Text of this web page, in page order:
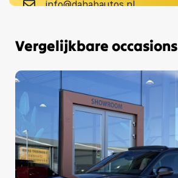
info@dahabautos.nl
Vergelijkbare occasions